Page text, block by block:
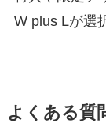
W plus Lが選
よくある質